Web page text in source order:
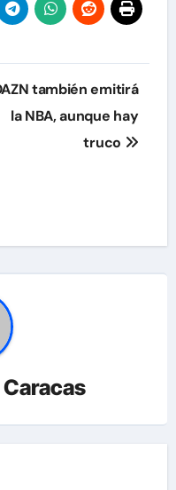
también emitirá
la NBA, aunque hay
truco